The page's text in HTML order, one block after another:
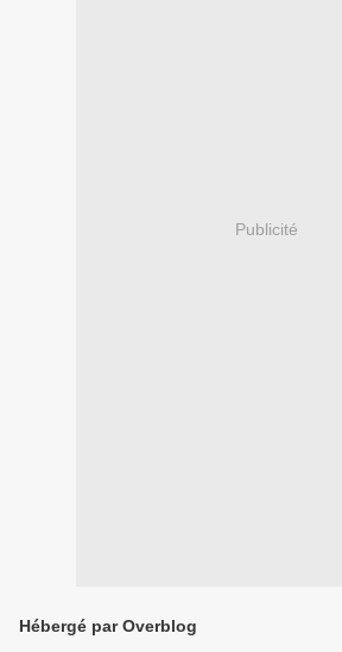
Publicité
Hébergé par Overblog